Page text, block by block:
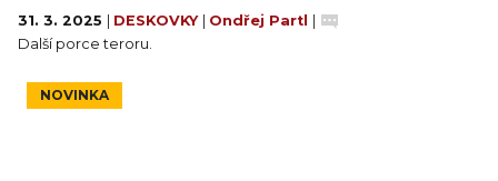
31. 3. 2025 DESKOVKY Ondřej Partl
Další porce teroru.
NOVINKA